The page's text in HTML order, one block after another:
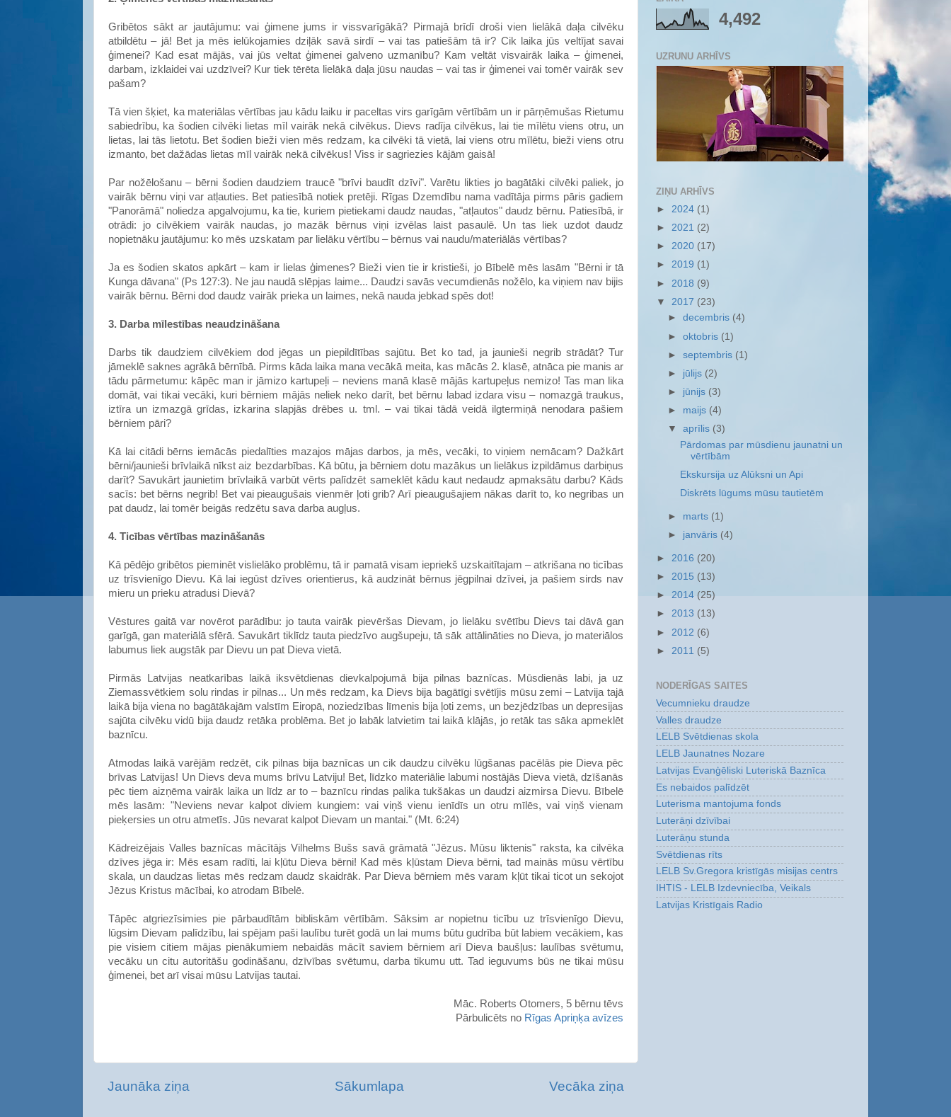
Gribētos sākt ar jautājumu: vai ģimene jums ir vissvarīgākā? Pirmajā brīdī droši vien lielākā daļa cilvēku
atbildētu – jā! Bet ja mēs ielūkojamies dziļāk savā sirdī – vai tas patiešām tā ir? Cik laika jūs veltījat savai
ģimenei? Kad esat mājās, vai jūs veltat ģimenei galveno uzmanību? Kam veltāt visvairāk laika – ģimenei,
darbam, izklaidei vai uzdzīvei? Kur tiek tērēta lielākā daļa jūsu naudas – vai tas ir ģimenei vai tomēr vairāk sev
pašam?
Tā vien šķiet, ka materiālas vērtības jau kādu laiku ir paceltas virs garīgām vērtībām un ir pārņēmušas Rietumu
sabiedrību, ka šodien cilvēki lietas mīl vairāk nekā cilvēkus. Dievs radīja cilvēkus, lai tie mīlētu viens otru, un
lietas, lai tās lietotu. Bet šodien bieži vien mēs redzam, ka cilvēki tā vietā, lai viens otru mīlētu, bieži viens otru
izmanto, bet dažādas lietas mīl vairāk nekā cilvēkus! Viss ir sagriezies kājām gaisā!
Par nožēlošanu – bērni šodien daudziem traucē "brīvi baudīt dzīvi". Varētu likties jo bagātāki cilvēki paliek, jo
vairāk bērnu viņi var atļauties. Bet patiesībā notiek pretēji. Rīgas Dzemdību nama vadītāja pirms pāris gadiem
"Panorāmā" noliedza apgalvojumu, ka tie, kuriem pietiekami daudz naudas, "atļautos" daudz bērnu. Patiesībā, ir
otrādi: jo cilvēkiem vairāk naudas, jo mazāk bērnus viņi izvēlas laist pasaulē. Un tas liek uzdot daudz
nopietnāku jautājumu: ko mēs uzskatam par lielāku vērtību – bērnus vai naudu/materiālās vērtības?
Ja es šodien skatos apkārt – kam ir lielas ģimenes? Bieži vien tie ir kristieši, jo Bībelē mēs lasām "Bērni ir tā
Kunga dāvana" (Ps 127:3). Ne jau naudā slēpjas laime... Daudzi savās vecumdienās nožēlo, ka viņiem nav bijis
vairāk bērnu. Bērni dod daudz vairāk prieka un laimes, nekā nauda jebkad spēs dot!
3. Darba mīlestības neaudzināšana
Darbs tik daudziem cilvēkiem dod jēgas un piepildītības sajūtu. Bet ko tad, ja jaunieši negrib strādāt? Tur
jāmeklē saknes agrākā bērnībā. Pirms kāda laika mana vecākā meita, kas mācās 2. klasē, atnāca pie manis ar
tādu pārmetumu: kāpēc man ir jāmizo kartupeļi – neviens manā klasē mājās kartupeļus nemizo! Tas man lika
domāt, vai tikai vecāki, kuri bērniem mājās neliek neko darīt, bet bērnu labad izdara visu – nomazgā traukus,
iztīra un izmazgā grīdas, izkarina slapjās drēbes u. tml. – vai tikai tādā veidā ilgtermiņā nenodara pašiem
bērniem pāri?
Kā lai citādi bērns iemācās piedalīties mazajos mājas darbos, ja mēs, vecāki, to viņiem nemācam? Dažkārt
bērni/jaunieši brīvlaikā nīkst aiz bezdarbības. Kā būtu, ja bērniem dotu mazākus un lielākus izpildāmus darbiņus
darīt? Savukārt jaunietim brīvlaikā varbūt vērts palīdzēt sameklēt kādu kaut nedaudz apmaksātu darbu? Kāds
sacīs: bet bērns negrib! Bet vai pieaugušais vienmēr ļoti grib? Arī pieaugušajiem nākas darīt to, ko negribas un
pat daudz, lai tomēr beigās redzētu sava darba augļus.
4. Ticības vērtības mazināšanās
Kā pēdējo gribētos pieminēt vislielāko problēmu, tā ir pamatā visam iepriekš uzskaitītajam – atkrišana no ticības
uz trīsvienīgo Dievu. Kā lai iegūst dzīves orientierus, kā audzināt bērnus jēgpilnai dzīvei, ja pašiem sirds nav
mieru un prieku atradusi Dievā?
Vēstures gaitā var novērot parādību: jo tauta vairāk pievēršas Dievam, jo lielāku svētību Dievs tai dāvā gan
garīgā, gan materiālā sfērā. Savukārt tiklīdz tauta piedzīvo augšupeju, tā sāk attālināties no Dieva, jo materiālos
labumus liek augstāk par Dievu un pat Dieva vietā.
Pirmās Latvijas neatkarības laikā iksvētdienas dievkalpojumā bija pilnas baznīcas. Mūsdienās labi, ja uz
Ziemassvētkiem solu rindas ir pilnas... Un mēs redzam, ka Dievs bija bagātīgi svētījis mūsu zemi – Latvija tajā
laikā bija viena no bagātākajām valstīm Eiropā, noziedzības līmenis bija ļoti zems, un bezjēdzības un depresijas
sajūta cilvēku vidū bija daudz retāka problēma. Bet jo labāk latvietim tai laikā klājās, jo retāk tas sāka apmeklēt
baznīcu.
Atmodas laikā varējām redzēt, cik pilnas bija baznīcas un cik daudzu cilvēku lūgšanas pacēlās pie Dieva pēc
brīvas Latvijas! Un Dievs deva mums brīvu Latviju! Bet, līdzko materiālie labumi nostājās Dieva vietā, dzīšanās
pēc tiem aizņēma vairāk laika un līdz ar to – baznīcu rindas palika tukšākas un daudzi aizmirsa Dievu. Bībelē
mēs lasām: "Neviens nevar kalpot diviem kungiem: vai viņš vienu ienīdīs un otru mīlēs, vai viņš vienam
pieķersies un otru atmetīs. Jūs nevarat kalpot Dievam un mantai." (Mt. 6:24)
Kādreizējais Valles baznīcas mācītājs Vilhelms Bušs savā grāmatā "Jēzus. Mūsu liktenis" raksta, ka cilvēka
dzīves jēga ir: Mēs esam radīti, lai kļūtu Dieva bērni! Kad mēs kļūstam Dieva bērni, tad mainās mūsu vērtību
skala, un daudzas lietas mēs redzam daudz skaidrāk. Par Dieva bērniem mēs varam kļūt tikai ticot un sekojot
Jēzus Kristus mācībai, ko atrodam Bībelē.
Tāpēc atgriezīsimies pie pārbaudītām bibliskām vērtībām. Sāksim ar nopietnu ticību uz trīsvienīgo Dievu,
lūgsim Dievam palīdzību, lai spējam paši laulību turēt godā un lai mums būtu gudrība būt labiem vecākiem, kas
pie visiem citiem mājas pienākumiem nebaidās mācīt saviem bērniem arī Dieva baušļus: laulības svētumu,
vecāku un citu autoritāšu godināšanu, dzīvības svētumu, darba tikumu utt. Tad ieguvums būs ne tikai mūsu
ģimenei, bet arī visai mūsu Latvijas tautai.
Māc. Roberts Otomers, 5 bērnu tēvs
Pārbulicēts no Rīgas Apriņķa avīzes
Jaunāka ziņa Vecāka ziņa
Sākumlapa
4,492
UZRUNU ARHĪVS
ZIŅU ARHĪVS
► 2024 (1)
► 2021 (2)
► 2020 (17)
► 2019 (1)
► 2018 (9)
▼ 2017 (23)
►decembris (4)
►oktobris (1)
►septembris (1)
► jūlijs (2)
► jūnijs (3)
► maijs (4)
▼aprīlis (3)
Pārdomas par mūsdienu jaunatni un
vērtībām
Ekskursija uz Alūksni un Api
Diskrēts lūgums mūsu tautietēm
► marts (1)
► janvāris (4)
► 2016 (20)
► 2015 (13)
► 2014 (25)
► 2013 (13)
► 2012 (6)
► 2011 (5)
NODERĪGAS SAITES
Vecumnieku draudze
Valles draudze
LELB Svētdienas skola
LELB Jaunatnes Nozare
Latvijas Evanģēliski Luteriskā Baznīca
Es nebaidos palīdzēt
Luterisma mantojuma fonds
Luterāņi dzīvībai
Luterāņu stunda
Svētdienas rīts
LELB Sv.Gregora kristīgās misijas centrs
IHTIS - LELB Izdevniecība, Veikals
Latvijas Kristīgais Radio